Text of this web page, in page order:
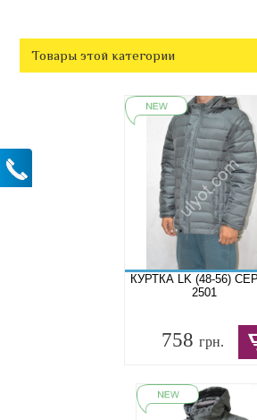
Товары этой категории
КУРТКА LK (48-56)
2501
758 грн.